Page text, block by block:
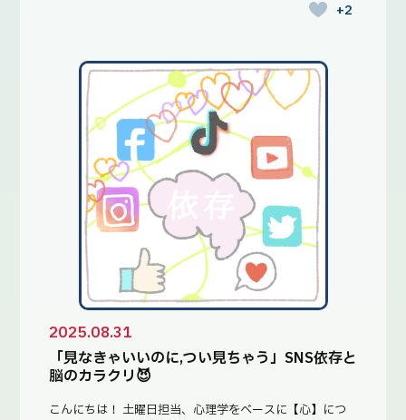
+2
2025.08.31
「見なきゃいいのに,つい見ちゃう」SNS依存と
脳のカラクリ😈
こんにちは！ 土曜日担当、心理学をベースに【心】につ